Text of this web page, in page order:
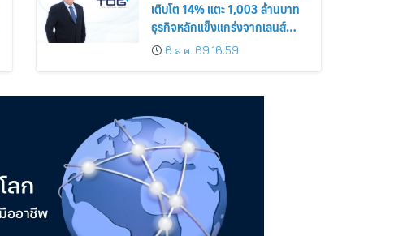
เติบโต 14% แตะ 1,003 ล้านบาท
ธุรกิจหลักแข็งแกร่งจากเลนส์
มูลค่าเพิ่ม และการขยายตลาดต่าง
ประเทศ พร้อมเดินหน้าลงทุนเพื่อ
6 ส.ค. 69 16:59